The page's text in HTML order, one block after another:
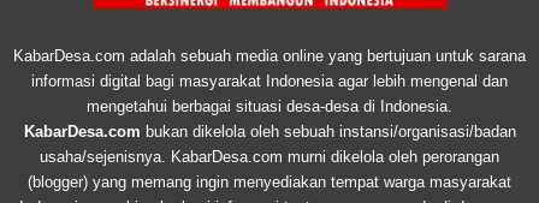
KabarDesa.com adalah sebuah media online yang bertujuan untuk sarana
informasi digital bagi masyarakat Indonesia agar lebih mengenal dan
mengetahui berbagai situasi desa-desa di Indonesia.
KabarDesa.com bukan dikelola oleh sebuah instansi/organisasi/badan
usaha/sejenisnya. KabarDesa.com murni dikelola oleh perorangan
(blogger) yang memang ingin menyediakan tempat warga masyarakat